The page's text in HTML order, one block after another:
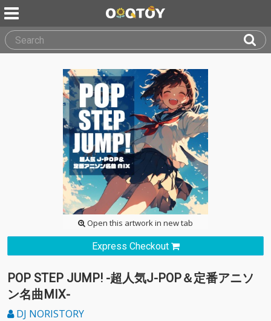
Open this artwork in new tab
Express Checkout
POP STEP JUMP! -超人気J-POP＆定番アニソ
ン名曲MIX-
DJ NORISTORY